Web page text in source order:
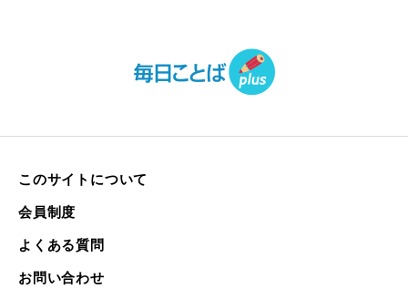
このサイトについて
会員制度
よくある質問
お問い合わせ